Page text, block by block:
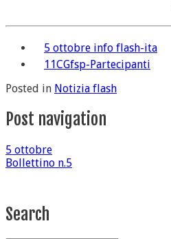
5 ottobre info flash-ita
11CGfsp-Partecipanti
Posted in Notizia flash
Post navigation
5 ottobre
Bollettino n.5
Search